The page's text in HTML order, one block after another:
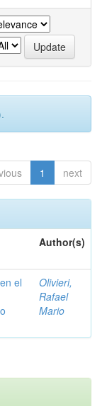
1 next
Author(s)
el
Olivieri,
Rafael
Mario